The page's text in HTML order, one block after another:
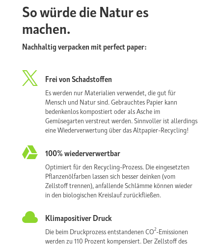
So würde die Natur es
machen.
Nachhaltig verpacken mit perfect paper:
 Frei von Schadstoffen
Es werden nur Materialien verwendet, die gut für
Mensch und Natur sind. Gebrauchtes Papier kann
bedenkenlos kompostiert oder als Asche im
Gemüsegarten verstreut werden. Sinnvoller ist allerdings
eine Wiederverwertung über das Altpapier-Recycling!
 100% wiederverwertbar
Optimiert für den Recycling-Prozess. Die eingesetzten
Pflanzenölfarben lassen sich besser deinken (vom
Zellstoff trennen), anfallende Schlämme können wieder
in den biologischen Kreislauf zurückfließen.
 Klimapositiver Druck
Die beim Druckprozess entstandenen CO2-Emissionen
werden zu 110 Prozent kompensiert. Der Zellstoff des